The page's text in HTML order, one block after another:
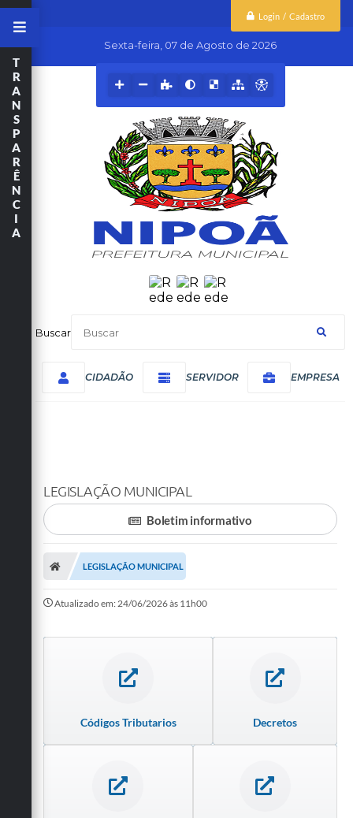
Login / Cadastro
Buscar
CIDADÃO SERVIDOR EMPRESA
Sexta-feira 07 de Agosto de 2026
T
R
A
N
S
P
A
R
Ê
N
C
I
A
LEGISLAÇÃO MUNICIPAL
Boletim informativo
LEGISLAÇÃO MUNICIPAL
Atualizado em: 24/06/2026 às 11h00
Códigos Tributarios Decretos